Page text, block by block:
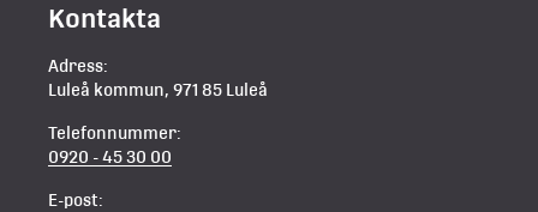
Kontakta
Adress:
Luleå kommun, 971 85 Luleå
Telefonnummer:
0920 - 45 30 00
E-post: